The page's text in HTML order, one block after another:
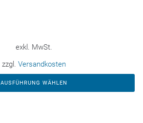
exkl. MwSt.
zzgl. Versandkosten
AUSFÜHRUNG WÄHLEN